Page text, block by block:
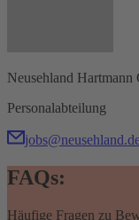
Neusehland
Personalabteilung
FAQs:
Häufige Fragen zu